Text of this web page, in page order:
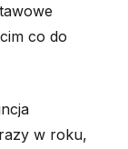
co do
w roku,